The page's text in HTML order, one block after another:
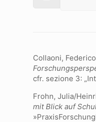
Collaoni,
cfr. sezione 3:
Frohn, Julia/
mit Blick auf